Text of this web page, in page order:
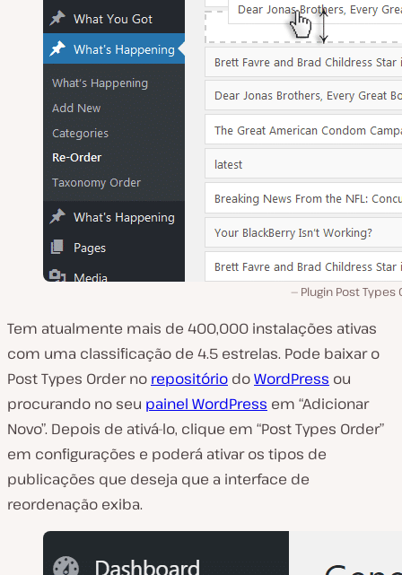
Plugin Post Types
Tem atualmente mais de 400,000 instalações ativas
com uma classificação de 4.5 estrelas. Pode baixar o
Post Types Order no repositório doWordPress ou
procurando no seu painel WordPress em “Adicionar
Novo”. Depois de ativá-lo, clique em “Post Types Order”
em configurações e poderá ativar os tipos de
publicações que deseja que a interface de
reordenação exiba.